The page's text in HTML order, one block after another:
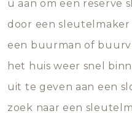
u aan om een reserve
door een
een buurman of
het huis weer snel
uit te geven aan een
zoek naar een